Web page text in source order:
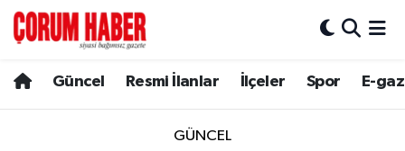
Güncel Resmi İlanlar İlçeler Spor E-
GÜNCEL
Spor
Hava Durumu